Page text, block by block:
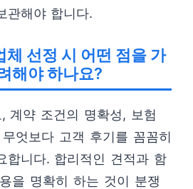
관해야 합니다.
체 선정 시 어떤 점을 가
해야 하나요?
계약 조건의 명확성, 보험
엇보다 고객 후기를 꼼꼼히
합니다. 합리적인 견적과 함
을 명확히 하는 것이 분쟁